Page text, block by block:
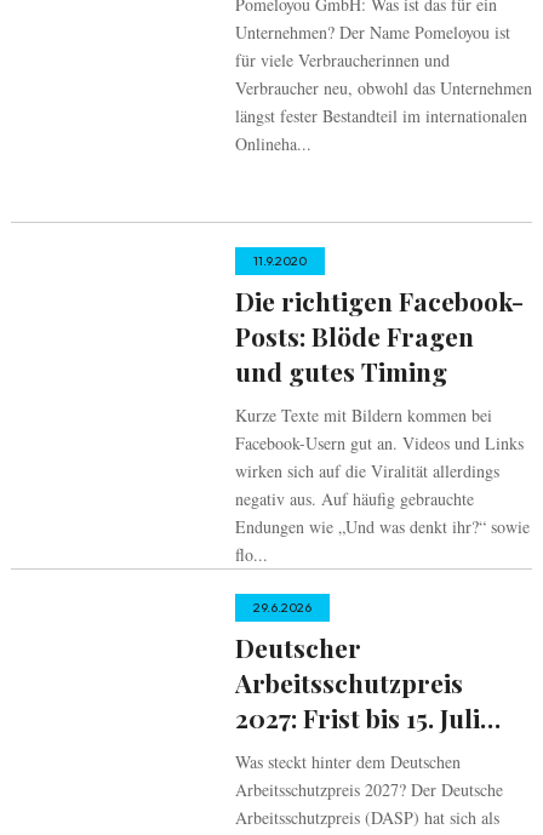
Unternehmen? Der Name Pomeloyou ist
für viele Verbraucherinnen und
Verbraucher neu, obwohl das Unternehmen
längst fester Bestandteil im internationalen
Onlineha...
11.9.2020
Die richtigen Facebook-
Posts: Blöde Fragen
und gutes Timing
Kurze Texte mit Bildern kommen bei
Facebook-Usern gut an. Videos und Links
wirken sich auf die Viralität allerdings
negativ aus. Auf häufig gebrauchte
Endungen wie „Und was denkt ihr?“ sowie
flo...
29.6.2026
Deutscher
Arbeitsschutzpreis
2027: Frist bis 15. Juli
verlängert
Was steckt hinter dem Deutschen
Arbeitsschutzpreis 2027? Der Deutsche
Arbeitsschutzpreis (DASP) hat sich als